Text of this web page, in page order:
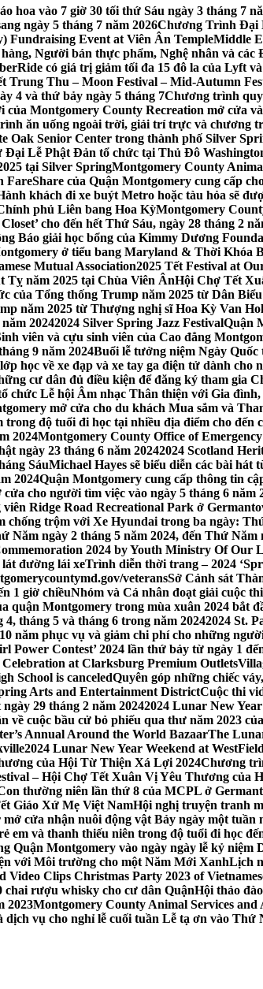
hoa vào 7 giờ 30 tối thứ Sáu ngày 3 tháng 7
ngày 5 tháng 7 năm 2026Chương Trình Đại
Fundraising Event at Viên Ân TempleMiddle
Người bán thực phẩm, Nghệ nhân và
có giá trị giảm tối đa 15 đô la của Lyft
Trung Thu – Moon Festival – Mid-Autumn
4 và thứ bảy ngày 5 tháng 7Chương trình
của Montgomery County Recreation mở cửa
ăn uống ngoài trời, giải trí trực và chương
Oak Senior Center trong thành phố Silver
Lễ Phật Đản tổ chức tại Thủ Đô
tại Silver SpringMontgomery County
của Quận Montgomery cung cấp
khách đi xe buýt Metro hoặc tàu hỏa sẽ
phủ Liên bang Hoa KỳMontgomery
cho đến hết Thứ Sáu, ngày 28 tháng 2
Báo giải học bổng của Kimmy Dương
ở tiểu bang Maryland & Thời Khóa
Mutual Association2025 Tết Festival at
năm 2025 tại Chùa Viên ÂnHội Chợ Tết
của Tổng thống Trump năm 2025 từ Dân
năm 2025 từ Thượng nghị sĩ Hoa Kỳ Van
20242024 Silver Spring Jazz FestivalQuận
viên và cựu sinh viên của Cao đẳng
9 năm 2024Buổi lễ tưởng niệm Ngày
học về xe đạp và xe tay ga điện tử dành cho
cư dân đủ điều kiện để đăng ký tham gia
Lễ hội Âm nhạc Thân thiện với Gia
mở cửa cho du khách Mua sắm và
trong độ tuổi đi học tại nhiều địa điểm cho đến
2024Montgomery County Office of
ngày 23 tháng 6 năm 20242024 Scotland
SáuMichael Hayes sẽ biểu diễn các bài
2024Quận Montgomery cung cấp thông tin
cho người tìm việc vào ngày 5 tháng 6 năm
viên Ridge Road Recreational Park ở
chống trộm với Xe Hyundai trong ba ngày:
ngày 2 tháng 5 năm 2024, đến Thứ Năm
2024 by Youth Ministry Of Our
lát đường lái xeTrình diễn thời trang – 2024
veteransSở Cảnh sát
1 giờ chiềuNhóm và Cá nhân đoạt giải cuộc
quận Montgomery trong mùa xuân 2024 bắt
tháng 5 và tháng 6 trong năm 20242024 St.
năm phục vụ và giảm chi phí cho những
Power Contest’ 2024 lần thứ bảy từ ngày 1
at Clarksburg Premium Outlets
School is canceledQuyên góp những chiếc
Arts and Entertainment DistrictCuộc thi
29 tháng 2 năm 20242024 Lunar New
về cuộc bầu cử bỏ phiếu qua thư năm 2023
Annual Around the World BazaarThe
2024 Lunar New Year Weekend at
của Hội Từ Thiện Xá Lợi 2024Chương
– Hội Chợ Tết Xuân Vị Yêu Thương của
thường niên lần thứ 8 của MCPL ở
Giáo Xứ Mẹ Việt NamHội nghị truyện tranh
cửa nhận nuôi động vật Bảy ngày một
và thanh thiếu niên trong độ tuổi đi học
Quận Montgomery vào ngày ngày lễ kỷ
với Môi trường cho một Năm Mới XanhLịch
Video Clips Christmas Party 2023 of
chai rượu whisky cho cư dân QuậnHội thảo
2023Montgomery County Animal Services
dịch vụ cho nghỉ lễ cuối tuần Lễ tạ ơn vào Thứ